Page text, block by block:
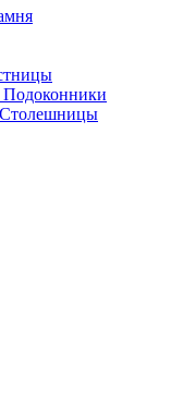
Подоконники
Столешницы